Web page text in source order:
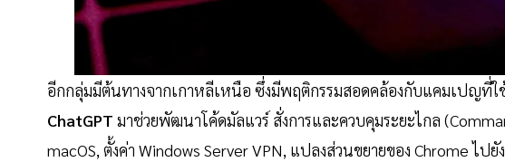
อีกกลุ่มมีต้นทางจากเกาหลีเหนือ ซึ่งมีพฤติกรรมสอดคล้องกับแคมเปญที่ใ
ChatGPT มาช่วยพัฒนาโค้ดมัลแวร์ สั่งการและควบคุมระยะไกล
macOS, ตั้งค่า Windows Server VPN, แปลงส่วนขยายของ Chrome ไป